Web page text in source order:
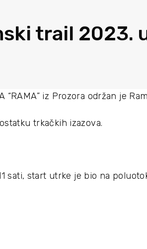
trail 2023.
“RAMA” iz Prozora održan je
trkačkih izazova.
sati, start utrke je bio na